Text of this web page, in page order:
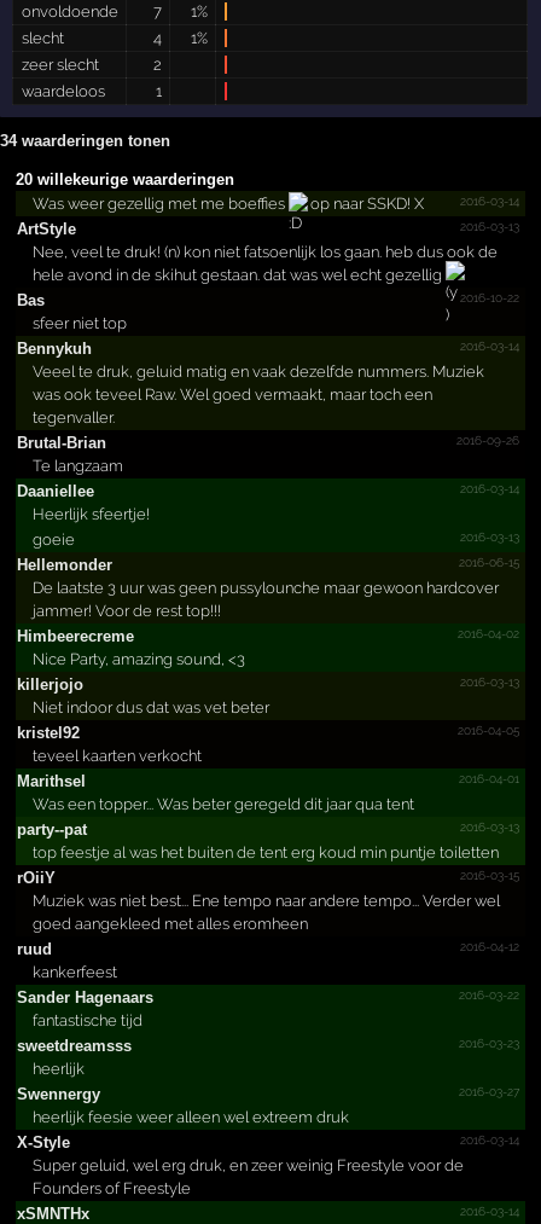
onvoldoende
7
1%
slecht
4
1%
zeer slecht
2
waardeloos
1
34 waarderingen tonen
20 willekeurige waarderingen
2016-03-14
Was weer gezellig met me boeffies
op naar SSKD! X
ArtStyle
2016-03-13
Nee, veel te druk! (n) kon niet fatsoenlijk los gaan. heb dus ook de
hele avond in de skihut gestaan. dat was wel echt gezellig
Bas
2016-10-22
sfeer niet top
Bennykuh
2016-03-14
Veeel te druk, geluid matig en vaak dezelfde nummers. Muziek
was ook teveel Raw. Wel goed vermaakt, maar toch een
tegenvaller.
Brutal-Brian
2016-09-26
Te langzaam
Daaniellee
2016-03-14
Heerlijk sfeertje!
2016-03-13
goeie
Hellemonder
2016-06-15
De laatste 3 uur was geen pussylounche maar gewoon hardcover
jammer! Voor de rest top!!!
Himbee­recrem­e
2016-04-02
Nice Party, amazing sound, <3
killerjojo
2016-03-13
Niet indoor dus dat was vet beter
kristel92
2016-04-05
teveel kaarten verkocht
Marithsel
2016-04-01
Was een topper... Was beter geregeld dit jaar qua tent
party--pat
2016-03-13
top feestje al was het buiten de tent erg koud min puntje toiletten
rOiiY
2016-03-15
Muziek was niet best... Ene tempo naar andere tempo... Verder wel
goed aangekleed met alles eromheen
ruud
2016-04-12
kankerfeest
Sander Hagenaars
2016-03-22
fantastische tijd
sweetd­reamss­s
2016-03-23
heerlijk
Swennergy
2016-03-27
heerlijk feesie weer alleen wel extreem druk
X-Style
2016-03-14
Super geluid, wel erg druk, en zeer weinig Freestyle voor de
Founders of Freestyle
xSMNTHx
2016-03-14